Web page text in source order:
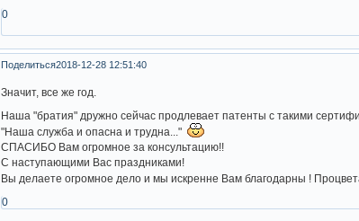
0
Поделиться2018-12-28 12:51:40
Значит, все же год.
Наша "братия" дружно сейчас продлевает патенты с такими
"Наша служба и опасна и трудна..."
СПАСИБО Вам огромное за консультацию!!
С наступающими Вас праздниками!
Вы делаете огромное дело и мы искренне Вам благодарны !
0